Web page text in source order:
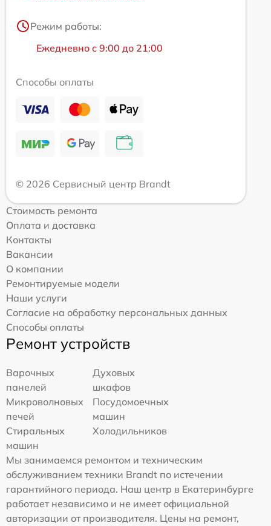
Режим работы:
Ежедневно с 9:00 до 21:00
Способы оплаты
© 2026 Сервисный центр Brandt
Стоимость ремонта
Оплата и доставка
Контакты
Вакансии
О компании
Ремонтируемые модели
Наши услуги
Согласие на обработку персональных данных
Способы оплаты
Ремонт устройств
Варочных
панелей
Духовых
шкафов
Микроволновых
печей
Посудомоечных
машин
Стиральных
машин
Холодильников
Мы занимаемся ремонтом и техническим
обслуживанием техники Brandt по истечении
гарантийного периода. Наш центр в Екатеринбурге
работает независимо и не имеет официальной
авторизации от производителя. Цены на ремонт,